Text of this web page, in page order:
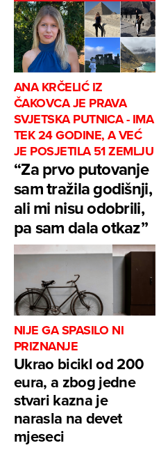
ANA KRČELIĆ IZ
ČAKOVCA JE PRAVA
SVJETSKA PUTNICA - IMA
TEK 24 GODINE, A VEĆ
JE POSJETILA 51 ZEMLJU
“Za prvo putovanje
sam tražila godišnji,
ali mi nisu odobrili,
pa sam dala otkaz”
NIJE GA SPASILO NI
PRIZNANJE
Ukrao bicikl od 200
eura, a zbog jedne
stvari kazna je
narasla na devet
mjeseci